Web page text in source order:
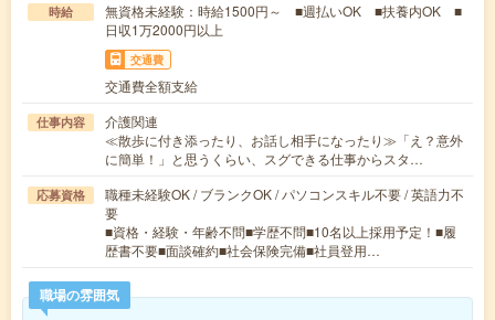
時給
無資格未経験：時給1500円～ ■週払いOK ■扶養内OK ■
日収1万2000円以上
交通費
交通費全額支給
仕事内容
介護関連
≪散歩に付き添ったり、お話し相手になったり≫「え？意外
に簡単！」と思うくらい、スグできる仕事からスタ…
応募資格
職種未経験OK / ブランクOK / パソコンスキル不要 / 英語力不
要
■資格・経験・年齢不問■学歴不問■10名以上採用予定！■履
歴書不要■面談確約■社会保険完備■社員登用…
職場の雰囲気